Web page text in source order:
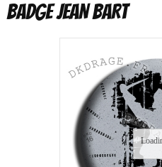
BADGE JEAN BART